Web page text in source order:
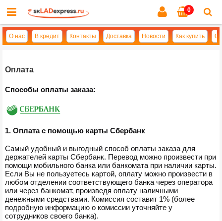
0
О нас В кредит Контакты Доставка Новости Как купить
Оплата
Способы оплаты заказа:
1. Оплата с помощью карты Сбербанк
Самый удобный и выгодный способ оплаты заказа для
держателей карты Сбербанк. Перевод можно произвести при
помощи мобильного банка или банкомата при наличии карты.
Если Вы не пользуетесь картой, оплату можно произвести в
любом отделении соответствующего банка через оператора
или через банкомат, произведя оплату наличными
денежными средствами. Комиссия составит 1% (более
подробную информацию о комиссии уточняйте у
сотрудников своего банка).